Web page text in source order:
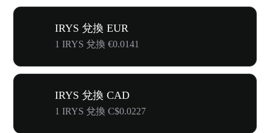
IRYS 兌換 EUR
1 IRYS 兌換 €0.0141
IRYS 兌換 CAD
1 IRYS 兌換 C$0.0227